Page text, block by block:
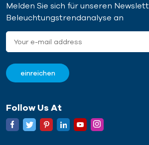
Melden Sie sich für unseren
Beleuchtungstrendanalyse an
Follow Us At